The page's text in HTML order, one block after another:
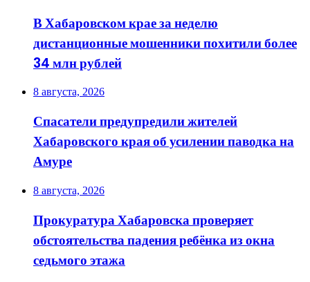
В Хабаровском крае за неделю
дистанционные мошенники похитили более
34 млн рублей
8 августа, 2026
Спасатели предупредили жителей
Хабаровского края об усилении паводка на
Амуре
8 августа, 2026
Прокуратура Хабаровска проверяет
обстоятельства падения ребёнка из окна
седьмого этажа